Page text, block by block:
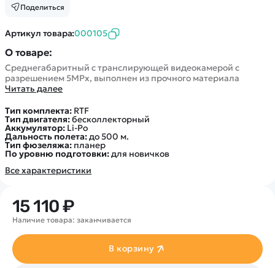
Поделиться
Артикул товара:000105
О товаре:
Среднегабаритный с транслирующей видеокамерой с
разрешением 5MPx, выполнен из прочного материала
Читать далее
Тип комплекта: RTF
Тип двигателя:бесколлекторный
Аккумулятор: Li-Po
Дальность полета:до 500 м.
Тип фюзеляжа: планер
По уровню подготовки:для новичков
Все характеристики
15 110 ₽
Наличие товара: заканчивается
В корзину
Каталог
Квадрокоптеры
Машинки
Танки
Вертолеты
Роботы
Самолеты
Сборные модели
Детские электромобили
Железные дороги
Конструкторы
Запчасти для моделей
Информация
Оптовые продажи
Блог
Статьи про беспилотники
Обзор квадрокоптеров
Аренда Квадрокоптеров
Покупка в кредит
Покупателю
Контакты
Оплата и доставка
Помощь